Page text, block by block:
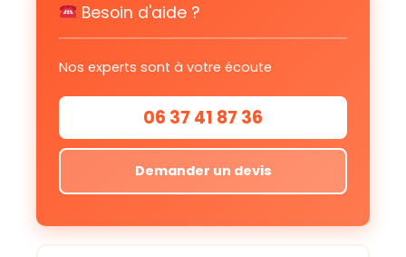
Besoin d'aide ?
Nos experts sont à votre écoute
06 37 41 87 36
Demander un devis